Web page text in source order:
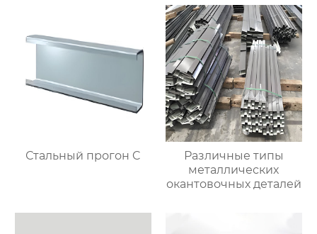
Стальный прогон C
Различные типы
металлических
окантовочных деталей